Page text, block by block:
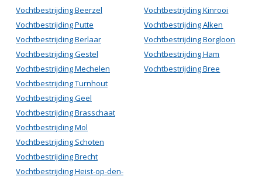
Vochtbestrijding Beerzel
Vochtbestrijding Putte
Vochtbestrijding Berlaar
Vochtbestrijding Gestel
Vochtbestrijding Mechelen
Vochtbestrijding Turnhout
Vochtbestrijding Geel
Vochtbestrijding Brasschaat
Vochtbestrijding Mol
Vochtbestrijding Schoten
Vochtbestrijding Brecht
Vochtbestrijding Heist-op-den-
Vochtbestrijding Kinrooi
Vochtbestrijding Alken
Vochtbestrijding Borgloon
Vochtbestrijding Ham
Vochtbestrijding Bree